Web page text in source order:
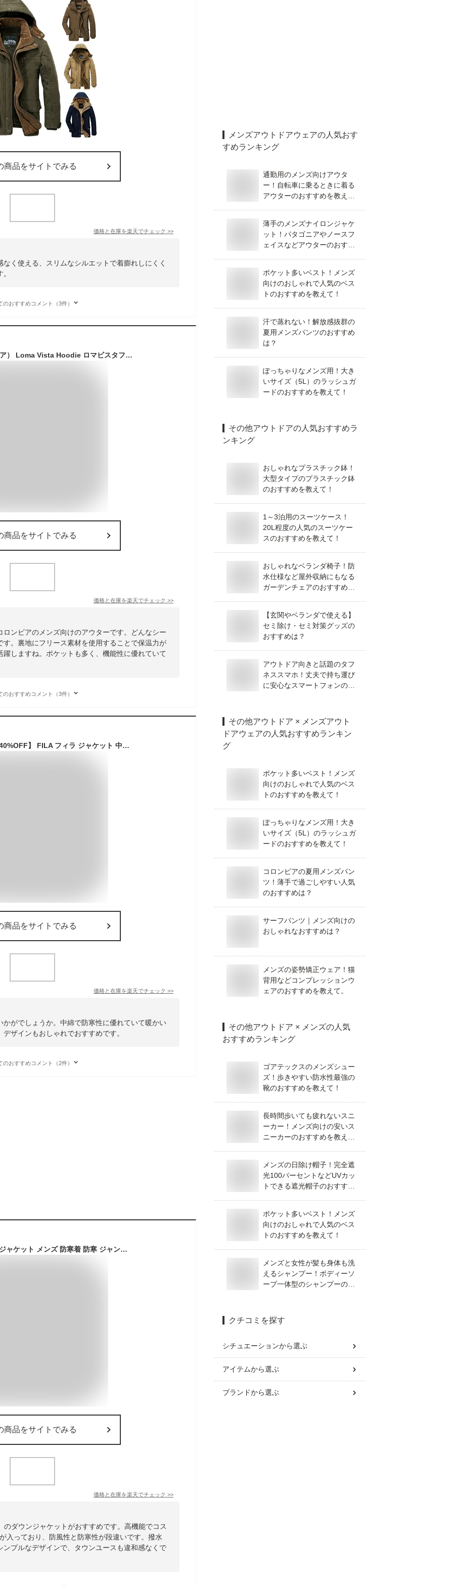
商品をサイトでみる
価格と在庫を楽天でチェック >>
く使える、スリムなシルエットで着膨れしにくく
のおすすめコメント（3件）
Columbia（コロンビア） Loma Vista Hoodie ロマビスタフーディー 裏地 フリース 中綿 ジャケット メンズ レディース アウター ブルゾン マウンテン パーカー ダック キャンバス アメカジ ストリート アウトドア キャンプ 山登り 冬 防寒 通勤 通学 【XM4292】
商品をサイトでみる
価格と在庫を楽天でチェック >>
ンビアのメンズ向けのアウターです。どんなシー
。裏地にフリース素材を使用することで保温力が
しますね。ポケットも多く、機能性に優れていて
のおすすめコメント（3件）
【1日までクーポンで40%OFF】 FILA フィラ ジャケット 中綿ジャケット メンズ アウター 秋冬 防寒 対策 軽量 軽い 暖かい ブランド おしゃれ ブルゾン ジャンパー エコダウン カジュアル ストリート ユニセックス レディース 黒 2025fw karlas
商品をサイトでみる
価格と在庫を楽天でチェック >>
がでしょうか。中綿で防寒性に優れていて暖かい
ザインもおしゃれでおすすめです。
のおすすめコメント（2件）
3M 高級 中綿 暖かい ジャケット メンズ 防寒着 防寒 ジャンパー メンズ 冬 ダウンジャケット 男性 防寒具 防寒服 アウトドア 登山 キャンプ バイク 自転車 通勤 通学 メンズジャケット LAD WEATHER ラドウェザー
商品をサイトでみる
価格と在庫を楽天でチェック >>
のダウンジャケットがおすすめです。高機能でコス
入っており、防風性と防寒性が段違いです。撥水
プルなデザインで、タウンユースも違和感なくで
メンズアウトドアウェアの人気おす
すめランキング
通勤用のメンズ向けアウタ
ー！自転車に乗るときに着る
アウターのおすすめを教え
薄手のメンズナイロンジャケ
ット！パタゴニアやノースフ
ェイスなどアウターのおすす
ポケット多いベスト！メンズ
向けのおしゃれで人気のベス
トのおすすめを教えて！
汗で蒸れない！解放感抜群の
夏用メンズパンツのおすすめ
は？
ぽっちゃりなメンズ用！大き
いサイズ（5L）のラッシュガ
ードのおすすめを教えて！
その他アウトドアの人気おすすめラ
ンキング
おしゃれなプラスチック鉢！
大型タイプのプラスチック鉢
のおすすめを教えて！
1～3泊用のスーツケース！
20L程度の人気のスーツケー
スのおすすめを教えて！
おしゃれなベランダ椅子！防
水仕様など屋外収納にもなる
ガーデンチェアのおすすめ
【玄関やベランダで使える】
セミ除け・セミ対策グッズの
おすすめは？
アウトドア向きと話題のタフ
ネススマホ！丈夫で持ち運び
に安心なスマートフォンのお
その他アウトドア × メンズアウト
ドアウェアの人気おすすめランキン
グ
ポケット多いベスト！メンズ
向けのおしゃれで人気のベス
トのおすすめを教えて！
ぽっちゃりなメンズ用！大き
いサイズ（5L）のラッシュガ
ードのおすすめを教えて！
コロンビアの夏用メンズパン
ツ！薄手で過ごしやすい人気
のおすすめは？
サーフパンツ｜メンズ向けの
おしゃれなおすすめは？
メンズの姿勢矯正ウェア！猫
背用などコンプレッションウ
ェアのおすすめを教えて。
その他アウトドア × メンズの人気
おすすめランキング
ゴアテックスのメンズシュー
ズ！歩きやすい防水性最強の
靴のおすすめを教えて！
長時間歩いても疲れないスニ
ーカー！メンズ向けの安いス
ニーカーのおすすめを教え
メンズの日除け帽子！完全遮
光100パーセントなどUVカッ
トできる遮光帽子のおすすめ
ポケット多いベスト！メンズ
向けのおしゃれで人気のベス
トのおすすめを教えて！
メンズと女性が髪も身体も洗
えるシャンプー！ボディーソ
ープ一体型のシャンプーのお
クチコミを探す
シチュエーションから選ぶ
アイテムから選ぶ
ブランドから選ぶ